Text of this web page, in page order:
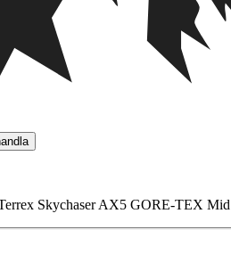
Skychaser AX5 GORE-TEX Mid